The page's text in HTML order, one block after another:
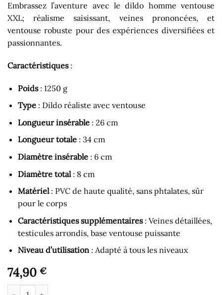
Embrassez l’aventure avec le dildo homme ventouse
XXL; réalisme saisissant, veines prononcées, et
ventouse robuste pour des expériences diversifiées et
passionnantes.
Caractéristiques:
Poids: 1250 g
Type: Dildo réaliste avec ventouse
Longueur insérable: 26 cm
Longueur totale: 34 cm
Diamètre insérable: 6 cm
Diamètre total: 8 cm
Matériel: PVC de haute qualité, sans phtalates, sûr
pour le corps
Caractéristiques supplémentaires: Veines détaillées,
testicules arrondis, base ventouse puissante
Niveau d’utilisation : Adapté à tous les niveaux
74,90 €
quantité de Gode pour Homme - Grand Gode Réaliste Noir 26